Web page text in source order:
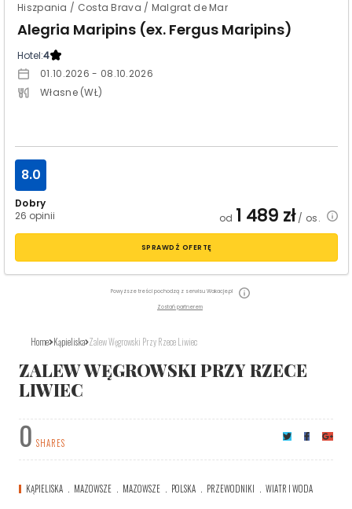
Hiszpania / Costa Brava / Malgrat de Mar
Alegria Maripins (ex. Fergus Maripins)
Hotel:4
01.10.2026 - 08.10.2026
Własne (WŁ)
Dobry
26 opinii
8.0
od 1 489 zł/ os.
SPRAWDŹ OFERTĘ
Powyższe treści pochodzą z serwisu Wakacje.pl
Zostań partnerem
Home Kąpieliska Zalew Węgrowski Przy Rzece Liwiec
ZALEW WĘGROWSKI PRZY RZECE
LIWIEC
0 SHARES
KĄPIELISKA MAZOWSZE MAZOWSZE POLSKA PRZEWODNIKI WIATR I WODA